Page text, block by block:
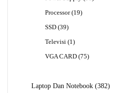
Processor 1919
SSD 3939
Televisi
1 1
VGA CARD 7575
Laptop Dan Notebook 382382